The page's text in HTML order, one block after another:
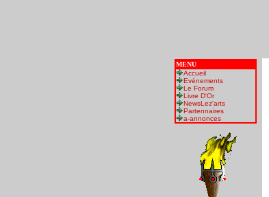
MENU
Accueil
Evénements
Le Forum
Livre D'Or
NewsLez'arts
Partennaires
a-annonces